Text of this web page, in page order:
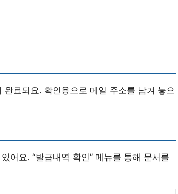
료되요. 확인용으로 메일 주소를 남겨 놓으
어요. “발급내역 확인” 메뉴를 통해 문서를